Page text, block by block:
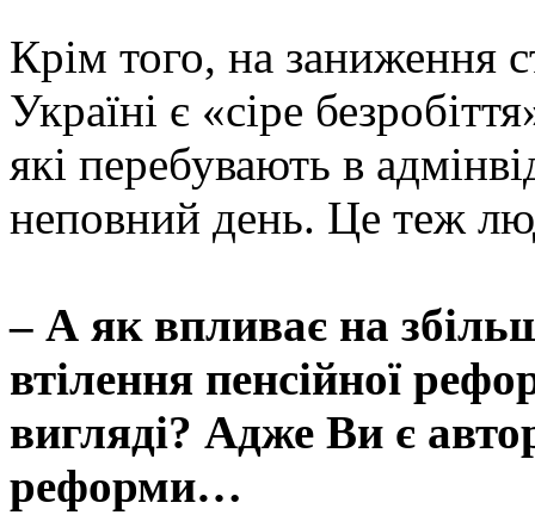
Крім того, на заниження
Україні є «сіре
які перебувають в
неповний день. Це теж
– А як впливає на
втілення пенсійної
вигляді? Адже Ви є
реформи…